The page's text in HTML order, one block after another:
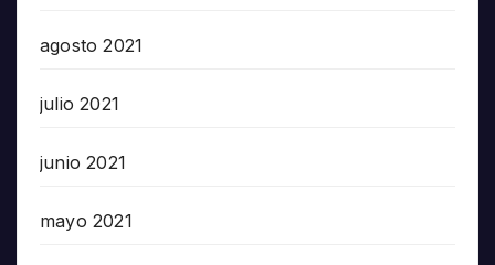
agosto 2021
julio 2021
junio 2021
mayo 2021